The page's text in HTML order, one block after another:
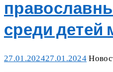
среди детей
Posted
27.01.202427.01.2024